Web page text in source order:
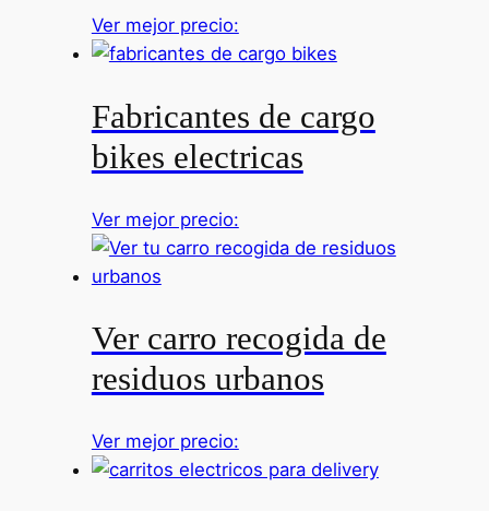
Ver mejor precio:
Fabricantes de cargo
bikes electricas
Ver mejor precio:
Ver carro recogida de
residuos urbanos
Ver mejor precio: